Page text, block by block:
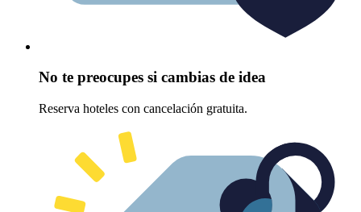
No te preocupes si cambias de idea
Reserva hoteles con cancelación gratuita.